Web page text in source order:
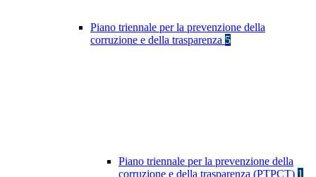
Piano triennale per la prevenzione della
corruzione e della trasparenza 5
Piano triennale per la prevenzione della
corruzione e della trasparenza (PTPCT) 1